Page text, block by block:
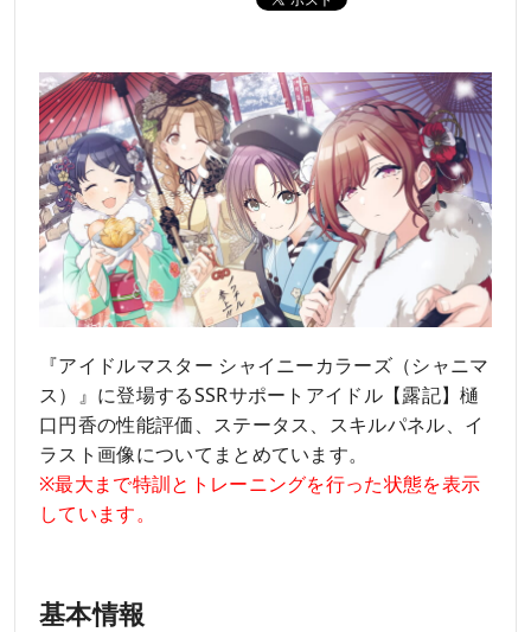
『アイドルマスター シャイニーカラーズ（シャニマ
ス）』に登場するSSRサポートアイドル【露記】樋
口円香の性能評価、ステータス、スキルパネル、イ
ラスト画像についてまとめています。
※最大まで特訓とトレーニングを行った状態を表示
しています。
基本情報